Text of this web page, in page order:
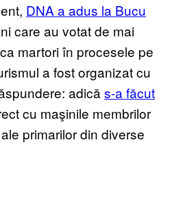
DNA a adus la Bucu​
care au votat de mai
martori în procesele pe
a fost organizat cu
adică s-a fă​cut
cu maşinile membrilor
primarilor din diverse